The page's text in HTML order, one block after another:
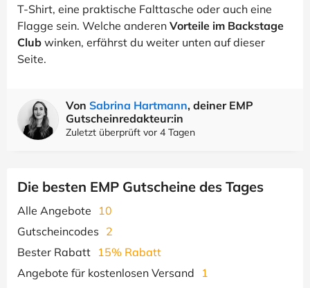
T-Shirt, eine praktische Falttasche oder auch eine
Flagge sein. Welche anderen Vorteile im Backstage
Club winken, erfährst du weiter unten auf dieser
Seite.
Von Sabrina Hartmann, deiner EMP
Gutscheinredakteur:in
Zuletzt überprüft vor 4 Tagen
Die besten EMP Gutscheine des Tages
Alle Angebote
10
Gutscheincodes 2
Bester Rabatt 15% Rabatt
Angebote für kostenlosen Versand
1